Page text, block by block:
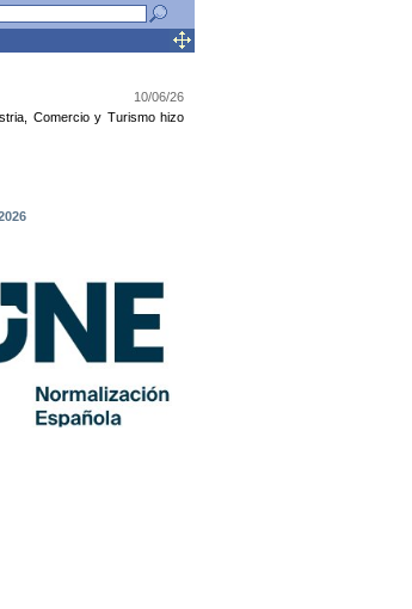
10/06/26
Comercio y Turismo hizo